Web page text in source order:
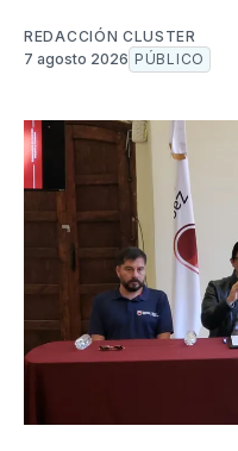
REDACCIÓN CLUSTER
7 agosto 2026 PÚBLICO